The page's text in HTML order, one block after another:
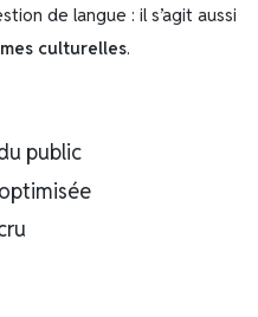
de langue : il s’agit aussi
culturelles.
public